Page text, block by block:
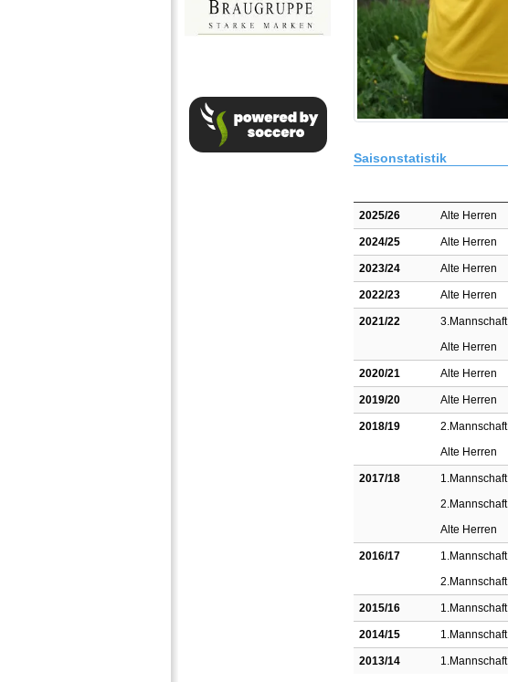
Saisonstatistik
2025/26 Alte Herren
2024/25 Alte Herren
2023/24 Alte Herren
2022/23 Alte Herren
2021/22 3.Mannschaft
Alte Herren
2020/21 Alte Herren
2019/20 Alte Herren
2018/19 2.Mannschaft
Alte Herren
2017/18 1.Mannschaft
2.Mannschaft
Alte Herren
2016/17 1.Mannschaft
2.Mannschaft
2015/16 1.Mannschaft
2014/15 1.Mannschaft
2013/14 1.Mannschaft